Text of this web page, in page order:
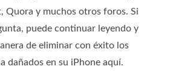
Quora y muchos otros foros. Si
puede continuar leyendo y
de eliminar con éxito los
dañados en su iPhone aquí.